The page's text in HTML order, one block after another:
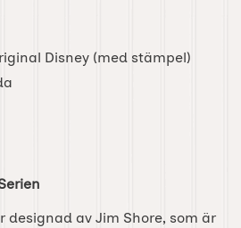
Disney (med stämpel)
designad av Jim Shore, som är